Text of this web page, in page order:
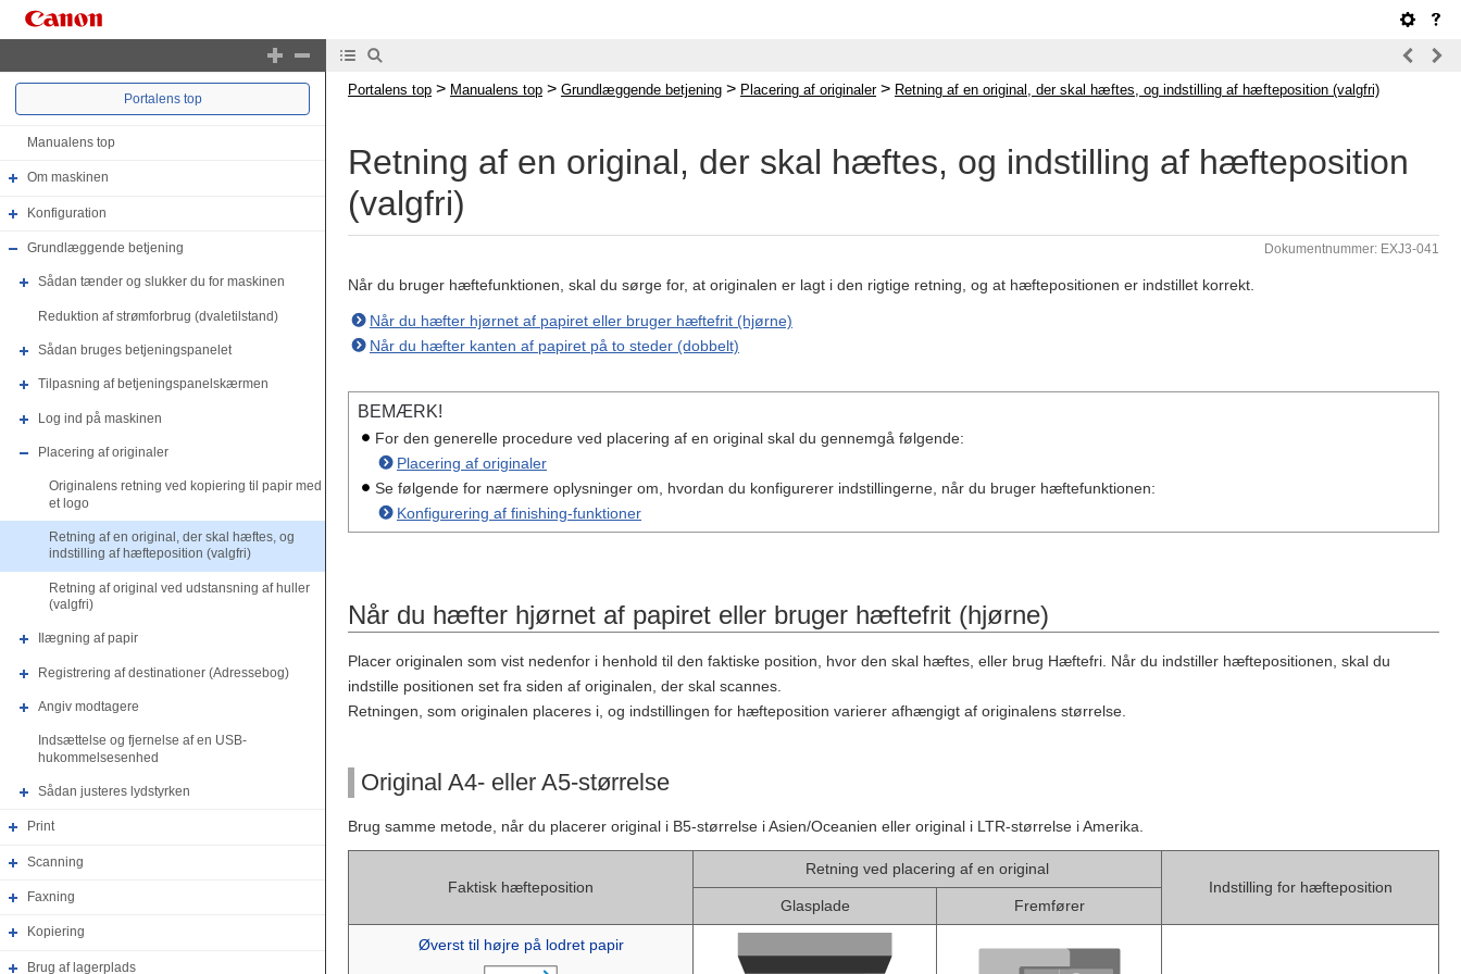
Portalens top
Manualens top
Om maskinen
Konfiguration
Grundlæggende betjening
Sådan tænder og slukker du for maskinen
Reduktion af strømforbrug (dvaletilstand)
Sådan bruges betjeningspanelet
Tilpasning af betjeningspanelskærmen
Log ind på maskinen
Placering af originaler
Originalens retning ved kopiering til papir med
et logo
Retning af en original, der skal hæftes, og
indstilling af hæfteposition (valgfri)
Retning af original ved udstansning af huller
(valgfri)
Ilægning af papir
Registrering af destinationer (Adressebog)
Angiv modtagere
Indsættelse og fjernelse af en USB-
hukommelsesenhed
Sådan justeres lydstyrken
Print
Scanning
Faxning
Kopiering
Brug af lagerplads
Portalens top > Manualens top > Grundlæggende betjening > Placering af originaler> Retning af en original, der skal hæftes, og indstilling af hæfteposition (valgfri)
Retning af en original, der skal hæftes, og indstilling af hæfteposition
(valgfri)
Dokumentnummer: EXJ3-041
Når du bruger hæftefunktionen, skal du sørge for, at originalen er lagt i den rigtige retning, og at hæftepositionen er indstillet korrekt.
Når du hæfter hjørnet af papiret eller bruger hæftefrit (hjørne)
Når du hæfter kanten af papiret på to steder (dobbelt)
BEMÆRK!
For den generelle procedure ved placering af en original skal du gennemgå følgende:
Placering af originaler
Se følgende for nærmere oplysninger om, hvordan du konfigurerer indstillingerne, når du bruger hæftefunktionen:
Konfigurering af finishing-funktioner
Når du hæfter hjørnet af papiret eller bruger hæftefrit (hjørne)
Placer originalen som vist nedenfor i henhold til den faktiske position, hvor den skal hæftes, eller brug Hæftefri. Når du indstiller hæftepositionen, skal du
indstille positionen set fra siden af originalen, der skal scannes.
Retningen, som originalen placeres i, og indstillingen for hæfteposition varierer afhængigt af originalens størrelse.
Original A4- eller A5-størrelse
Brug samme metode, når du placerer original i B5-størrelse i Asien/Oceanien eller original i LTR-størrelse i Amerika.
Faktisk hæfteposition
Retning ved placering af en original
Indstilling for hæfteposition
Glasplade
Fremfører
Øverst til højre på lodret papir